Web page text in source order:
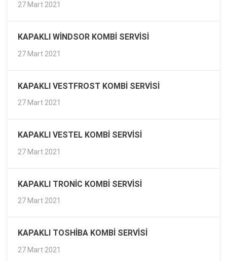
27 Mart 2021
KAPAKLI WINDSOR KOMBI SERVISI
27 Mart 2021
KAPAKLI VESTFROST KOMBI SERVISI
27 Mart 2021
KAPAKLI VESTEL KOMBI SERVISI
27 Mart 2021
KAPAKLI TRONIC KOMBI SERVISI
27 Mart 2021
KAPAKLI TOSHIBA KOMBI SERVISI
27 Mart 2021